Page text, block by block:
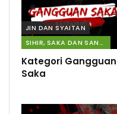
JIN DAN SYAITAN
SIHIR, SAKA DAN SANTAU
Kategori Gangguan
Saka